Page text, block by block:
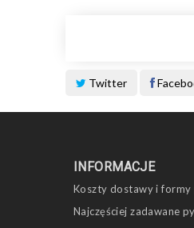
Twitter
INFORMACJE
Koszty dostawy i formy
Najczęściej zadawane